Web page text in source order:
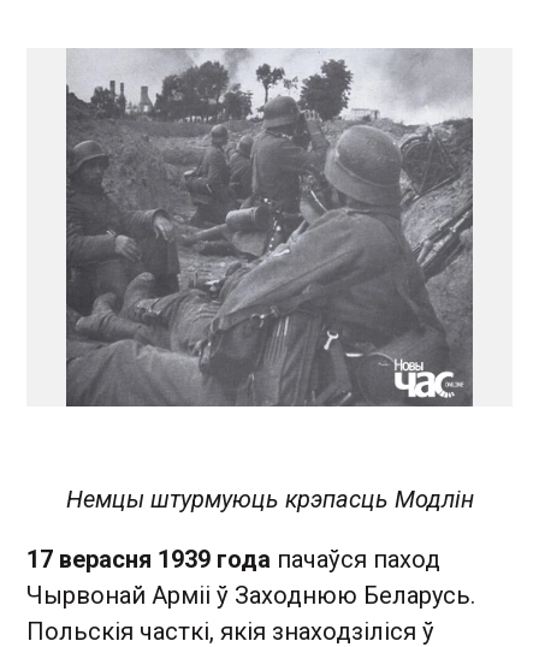
Немцы штурмуюць крэпасць Модлін
17 верасня 1939 года пачаўся паход
Чырвонай Арміі ў Заходнюю Беларусь.
Польскія часткі, якія знаходзіліся ў